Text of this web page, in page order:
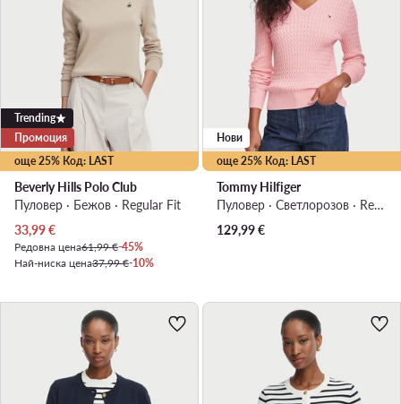
още 25% Код: LAST
Trending
Промоция
Beverly Hills Polo Club
Пуловер · Бежов · Regular Fit
Актуална цена
33,99€
Редовна цена61,99 €-45%
Най-ниска цена37,99 €-10%
още 25% Код: LAST
Нови
Tommy Hilfiger
Пуловер · Светлорозов · Regular Fit
129,99€